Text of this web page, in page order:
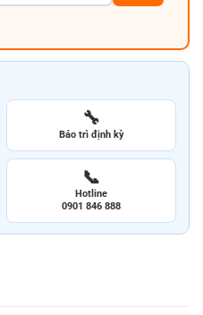
🔧
Bảo trì định kỳ
📞
Hotline
0901 846 888